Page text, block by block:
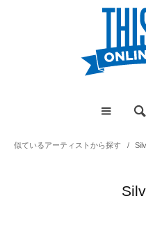
似ているアーティストから探す /